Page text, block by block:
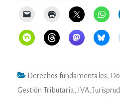
Derechos fundamentales,
Gestión Tributaria , IVA,